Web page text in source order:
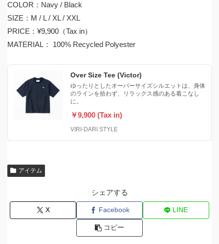
COLOR：Navy / Black
SIZE：M / L / XL / XXL
PRICE：¥9,900（Tax in）
MATERIAL： 100% Recycled Polyester
Over Size Tee (Victor)
ゆったりとしたオーバーサイズシルエットは、身体
のラインを拾わず、リラックス感のある着こなし
に。
￥9,900 (Tax in)
VIRI-DARI STYLE
アイテム
シェアする
X Facebook LINE
コピー